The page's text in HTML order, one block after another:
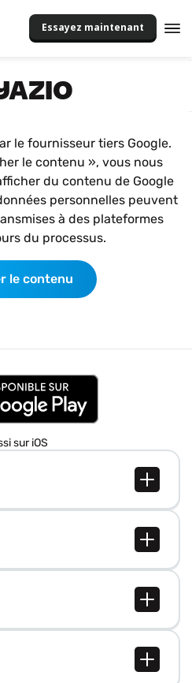
Essayez maintenant
le fournisseur tiers Google.
le contenu », vous nous
du contenu de Google
personnelles peuvent
à des plateformes
du processus.
le contenu
sur iOS